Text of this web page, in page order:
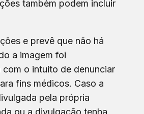
também podem incluir
e prevê que não há
a imagem foi
com o intuito de denunciar
fins médicos. Caso a
pela própria
ou a divulgação tenha